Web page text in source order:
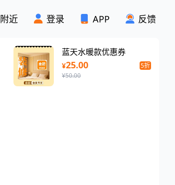
附近 登录 APP 反馈
蓝天水暖款优惠券
¥25.00
5折
¥50.00